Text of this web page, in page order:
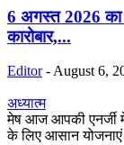
6 अगस्त 2026 का
कारोबार,...
Editor - August 6,
अध्यात्म
मेष आज आपकी एनर्जी
के लिए आसान